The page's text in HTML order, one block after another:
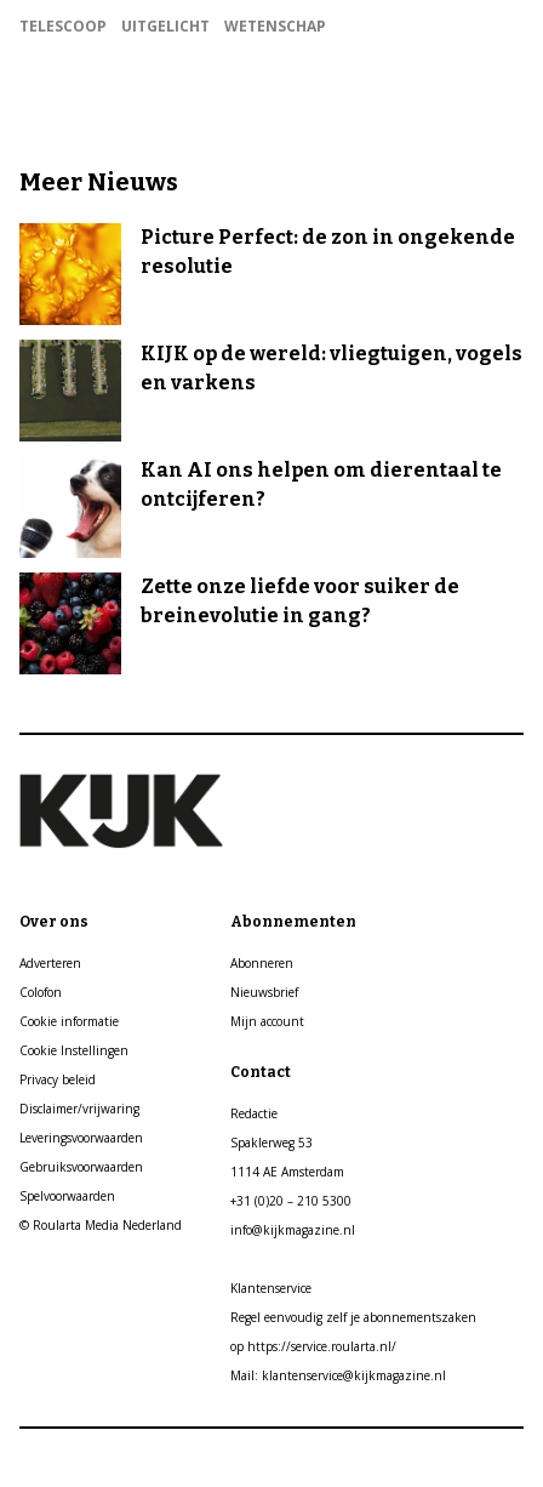
TELESCOOP
UITGELICHT WETENSCHAP
Meer Nieuws
Picture Perfect: de zon in ongekende
resolutie
KIJK op de wereld: vliegtuigen, vogels
en varkens
Kan AI ons helpen om dierentaal te
ontcijferen?
Zette onze liefde voor suiker de
breinevolutie in gang?
Over ons
Adverteren
Colofon
Cookie informatie
Cookie Instellingen
Privacy beleid
Disclaimer/vrijwaring
Leveringsvoorwaarden
Gebruiksvoorwaarden
Spelvoorwaarden
© Roularta Media Nederland
Abonnementen
Abonneren
Nieuwsbrief
Mijn account
Contact
Redactie
Spaklerweg 53
1114 AE Amsterdam
+31 (0)20 – 210 5300
info@kijkmagazine.nl
Klantenservice
Regel eenvoudig zelf je abonnementszaken
op https://service.roularta.nl/
Mail: klantenservice@kijkmagazine.nl